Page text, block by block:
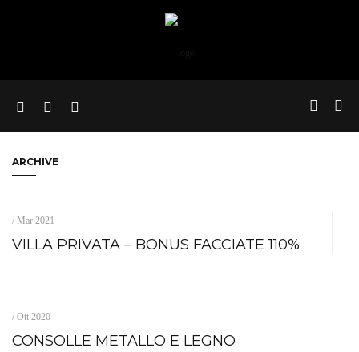
ARCHIVE
/ Mar 2021
VILLA PRIVATA – BONUS FACCIATE 110%
/ Ott 2020
CONSOLLE METALLO E LEGNO